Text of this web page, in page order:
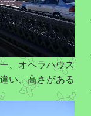
、オペラハウス
い、高さがある